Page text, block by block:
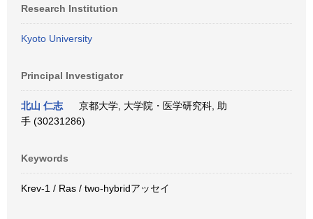
Research Institution
Kyoto University
Principal Investigator
北山 仁志
京都大学, 大学院・医学研究科, 助
手 (30231286)
Keywords
Krev-1 / Ras / two-hybridアッセイ